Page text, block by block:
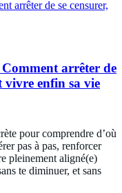
arrêter de
vivre enfin sa vie
pour comprendre d’où
pas à pas, renforcer
pleinement aligné(e)
te diminuer, et sans